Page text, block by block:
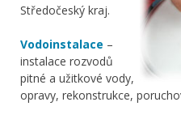
Středočeský kraj.
Vodoinstalace –
instalace rozvodů
pitné a užitkové vody,
opravy, rekonstrukce,